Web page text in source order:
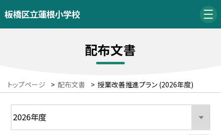
板橋区立蓮根小学校
配布文書
トップページ > 配布文書 > 授業改善推進プラン (2026年度)